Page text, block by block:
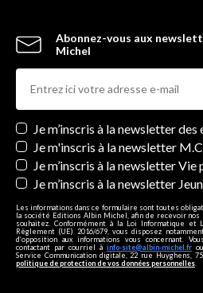
Abonnez-vous aux
Michel
Newsletters
Je m’inscris à la newsletter
Je m'inscris à la newsletter
Je m’inscris à la newsletter Vie
Je m’inscris à la newsletter
Les informations dans ce formulaire sont toutes
la société Editions Albin Michel, afin de recevoir
souhaitez. Conformément à la Loi Informatique et
Règlement (UE) 2016/679, vous disposez
d’opposition aux informations vous concernant.
contactant par courriel à info-site@albin-michel.fr
Service Communication digitale, 22 rue Huyghens,
politique de protection de vos données personnelles